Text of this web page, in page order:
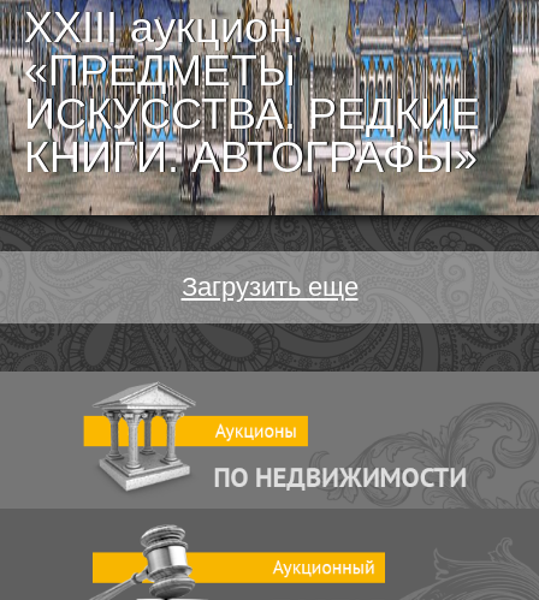
XXIII аукцион.
«ПРЕДМЕТЫ
ИСКУССТВА. РЕДКИЕ
КНИГИ. АВТОГРАФЫ»
Загрузить еще